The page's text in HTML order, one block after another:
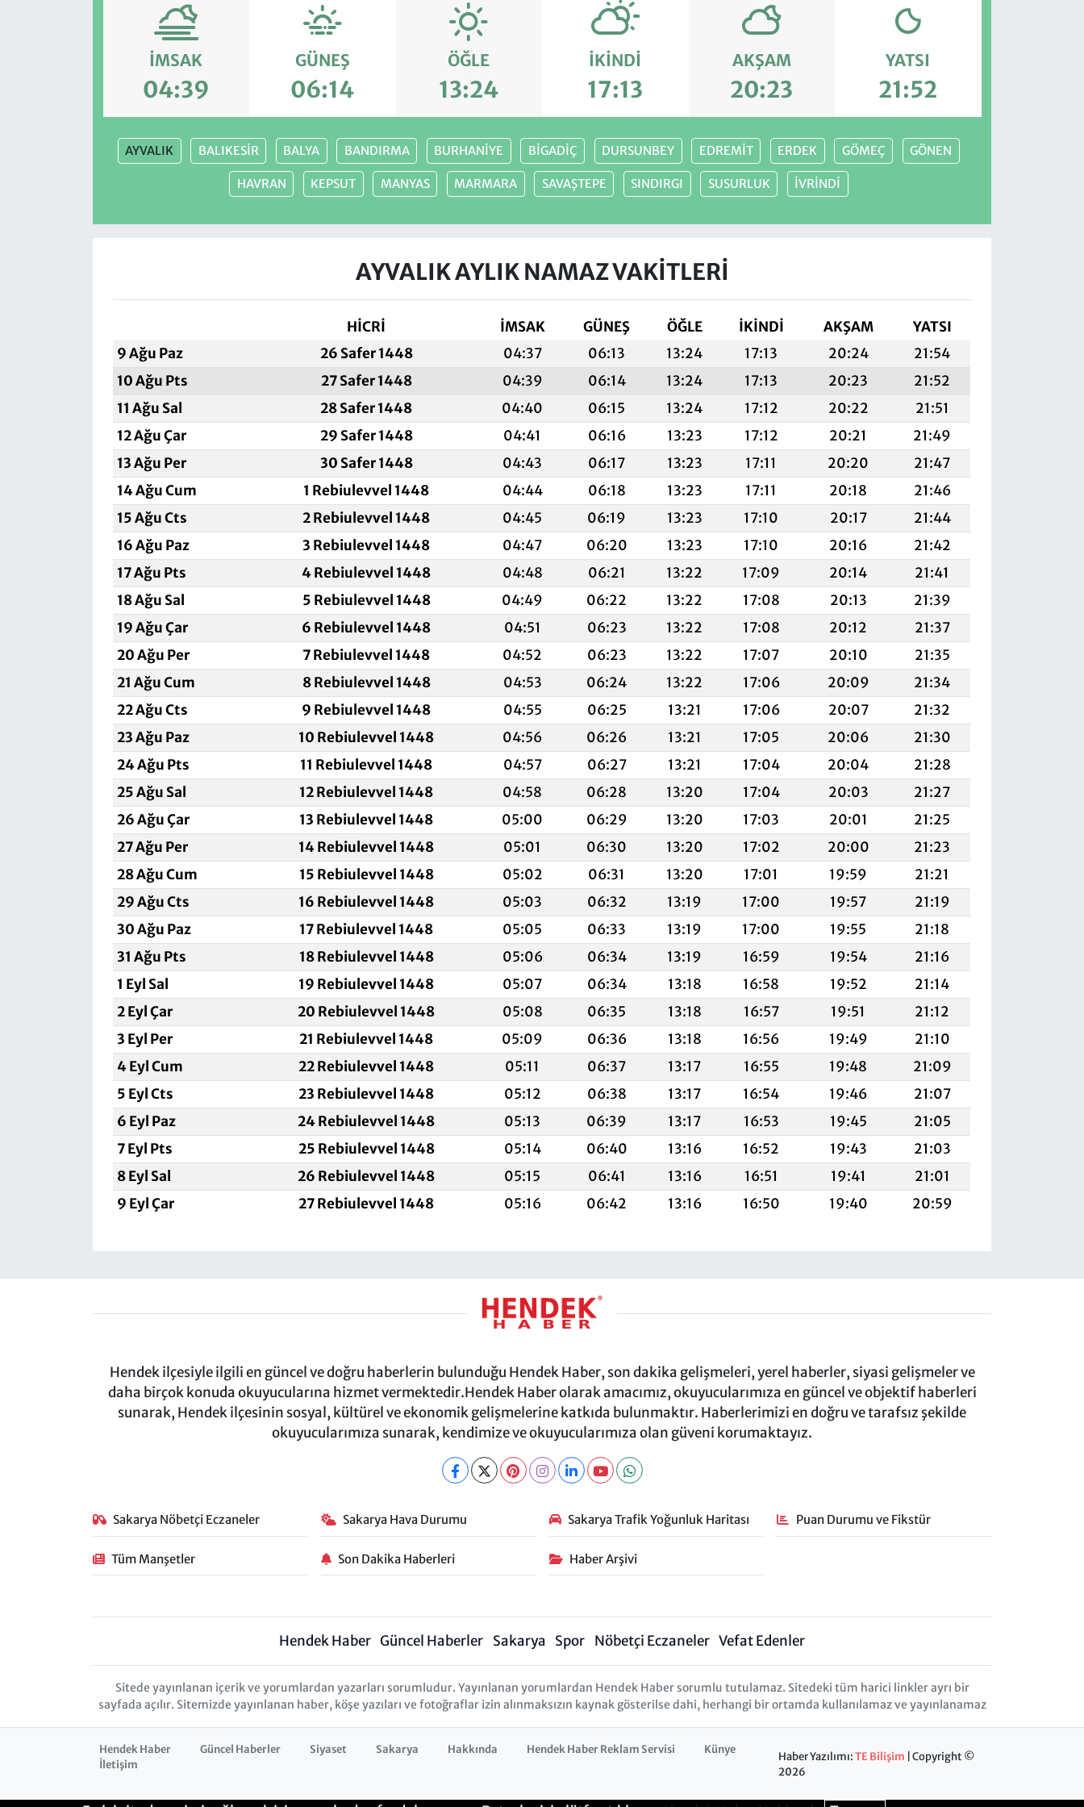
İMSAK
04:39
GÜNEŞ
06:14
ÖĞLE
13:24
İKINDI
17:13
AKŞAM
20:23
YATSI
21:52
AYVALIK BALIKESİR BALYA BANDIRMA BURHANİYE BİGADİÇ DURSUNBEY EDREMİT ERDEK GÖMEÇ GÖNEN
HAVRAN KEPSUT MANYAS MARMARA SAVAŞTEPE SINDIRGI SUSURLUK İVRİNDİ
AYVALIK AYLIK NAMAZ VAKITLERI
HİCRİ İMSAK GÜNEŞ ÖĞLE İKINDI AKŞAM
YATSI
9 Ağu Paz
26 Safer 1448 04:37 06:13 13:24 17:13 20:24
21:54
10 Ağu Pts
27 Safer 1448 04:39 06:14 13:24 17:13 20:23
21:52
11 Ağu Sal
28 Safer 1448 04:40 06:15 13:24 17:12 20:22
21:51
12 Ağu Çar
29 Safer 1448 04:41 06:16 13:23 17:12 20:21
21:49
13 Ağu Per
30 Safer 1448 04:43 06:17 13:23 17:11 20:20
21:47
14 Ağu Cum
1 Rebiulevvel 1448 04:44 06:18 13:23 17:11 20:18
21:46
15 Ağu Cts
2 Rebiulevvel 1448 04:45 06:19 13:23 17:10 20:17
21:44
16 Ağu Paz
3 Rebiulevvel 1448 04:47 06:20 13:23 17:10 20:16
21:42
17 Ağu Pts
4 Rebiulevvel 1448 04:48 06:21 13:22 17:09 20:14
21:41
18 Ağu Sal
5 Rebiulevvel 1448 04:49 06:22 13:22 17:08 20:13
21:39
19 Ağu Çar
6 Rebiulevvel 1448 04:51 06:23 13:22 17:08 20:12
21:37
20 Ağu Per
7 Rebiulevvel 1448 04:52 06:23 13:22 17:07 20:10
21:35
21 Ağu Cum
8 Rebiulevvel 1448 04:53 06:24 13:22 17:06 20:09
21:34
22 Ağu Cts
9 Rebiulevvel 1448 04:55 06:25 13:21 17:06 20:07
21:32
23 Ağu Paz
10 Rebiulevvel 1448 04:56 06:26 13:21 17:05 20:06
21:30
24 Ağu Pts
11 Rebiulevvel 1448 04:57 06:27 13:21 17:04 20:04
21:28
25 Ağu Sal
12 Rebiulevvel 1448 04:58 06:28 13:20 17:04 20:03
21:27
26 Ağu Çar
13 Rebiulevvel 1448 05:00 06:29 13:20 17:03 20:01
21:25
27 Ağu Per
14 Rebiulevvel 1448 05:01 06:30 13:20 17:02 20:00
21:23
28 Ağu Cum
15 Rebiulevvel 1448 05:02 06:31 13:20 17:01 19:59
21:21
29 Ağu Cts
16 Rebiulevvel 1448 05:03 06:32 13:19 17:00 19:57
21:19
30 Ağu Paz
17 Rebiulevvel 1448 05:05 06:33 13:19 17:00 19:55
21:18
31 Ağu Pts
18 Rebiulevvel 1448 05:06 06:34 13:19 16:59 19:54
21:16
1 Eyl Sal
19 Rebiulevvel 1448 05:07 06:34 13:18 16:58 19:52
21:14
2 Eyl Çar
20 Rebiulevvel 1448 05:08 06:35 13:18 16:57 19:51
21:12
3 Eyl Per
21 Rebiulevvel 1448 05:09 06:36 13:18 16:56 19:49
21:10
4 Eyl Cum
22 Rebiulevvel 1448 05:11 06:37 13:17 16:55 19:48
21:09
5 Eyl Cts
23 Rebiulevvel 1448 05:12 06:38 13:17 16:54 19:46
21:07
6 Eyl Paz
24 Rebiulevvel 1448 05:13 06:39 13:17 16:53 19:45
21:05
7 Eyl Pts
25 Rebiulevvel 1448 05:14 06:40 13:16 16:52 19:43
21:03
8 Eyl Sal
26 Rebiulevvel 1448 05:15 06:41 13:16 16:51 19:41
21:01
9 Eyl Çar
27 Rebiulevvel 1448 05:16 06:42 13:16 16:50 19:40 20:59
Hendek ilçesiyle ilgili en güncel ve doğru haberlerin bulunduğu Hendek Haber, son dakika gelişmeleri, yerel haberler, siyasi gelişmeler ve
daha birçok konuda okuyucularına hizmet vermektedir.Hendek Haber olarak amacımız, okuyucularımıza en güncel ve objektif haberleri
sunarak, Hendek ilçesinin sosyal, kültürel ve ekonomik gelişmelerine katkıda bulunmaktır. Haberlerimizi en doğru ve tarafsız şekilde
okuyucularımıza sunarak, kendimize ve okuyucularımıza olan güveni korumaktayız.
Sakarya Nöbetçi Eczaneler Sakarya Hava Durumu Sakarya Trafik Yoğunluk Haritası Puan Durumu ve Fikstür
Tüm Manşetler Son Dakika Haberleri Haber Arşivi
Hendek Haber Güncel Haberler Sakarya Spor Nöbetçi Eczaneler Vefat Edenler
Sitede yayınlanan içerik ve yorumlardan yazarları sorumludur. Yayınlanan yorumlardan Hendek Haber sorumlu tutulamaz. Sitedeki tüm harici linkler ayrı bir
sayfada açılır. Sitemizde yayınlanan haber, köşe yazıları ve fotoğraflar izin alınmaksızın kaynak gösterilse dahi, herhangi bir ortamda kullanılamaz ve yayınlanamaz
Hendek Haber Güncel Haberler Siyaset Sakarya Hakkında Hendek Haber Reklam Servisi
Künye
İletişim
Haber Yazılımı:TE Bilişim | Copyright ©
2026